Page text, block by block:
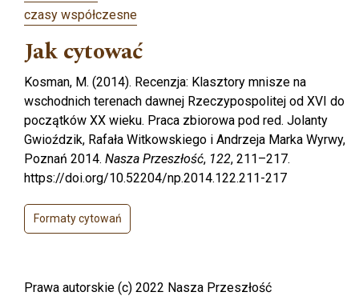
czasy współczesne
Jak cytować
Kosman, M. (2014). Recenzja: Klasztory mnisze na
wschodnich terenach dawnej Rzeczypospolitej od XVI do
początków XX wieku. Praca zbiorowa pod red. Jolanty
Gwioździk, Rafała Witkowskiego i Andrzeja Marka Wyrwy,
Poznań 2014. Nasza Przeszłość, 122, 211–217.
https://doi.org/10.52204/np.2014.122.211-217
Formaty cytowań
Prawa autorskie (c) 2022 Nasza Przeszłość